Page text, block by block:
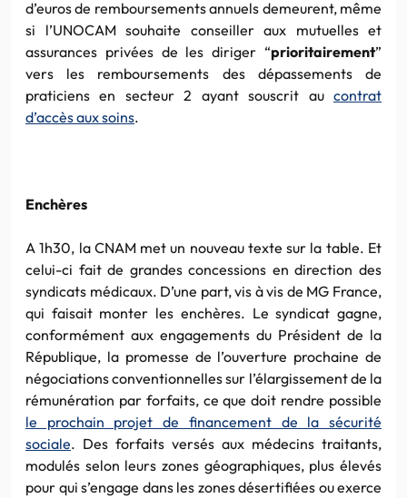
d’euros de remboursements annuels demeurent, même
si l’UNOCAM souhaite conseiller aux mutuelles et
assurances privées de les diriger “prioritairement”
vers les remboursements des dépassements de
praticiens en secteur 2 ayant souscrit au contrat
d’accès aux soins.
Enchères
A 1h30, la CNAM met un nouveau texte sur la table. Et
celui-ci fait de grandes concessions en direction des
syndicats médicaux. D’une part, vis à vis de MG France,
qui faisait monter les enchères. Le syndicat gagne,
conformément aux engagements du Président de la
République, la promesse de l’ouverture prochaine de
négociations conventionnelles sur l’élargissement de la
rémunération par forfaits, ce que doit rendre possible
le prochain projet de financement de la sécurité
sociale. Des forfaits versés aux médecins traitants,
modulés selon leurs zones géographiques, plus élevés
pour qui s’engage dans les zones désertifiées ou exerce